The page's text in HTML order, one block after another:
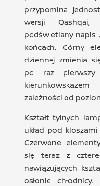
przypomina
wersji
podświetlany napis
końcach. Górny
dziennej zmienia
po raz
zależności od
Kształt tylnych
układ pod
Czerwone
się teraz z
nawiązujących
osłonie